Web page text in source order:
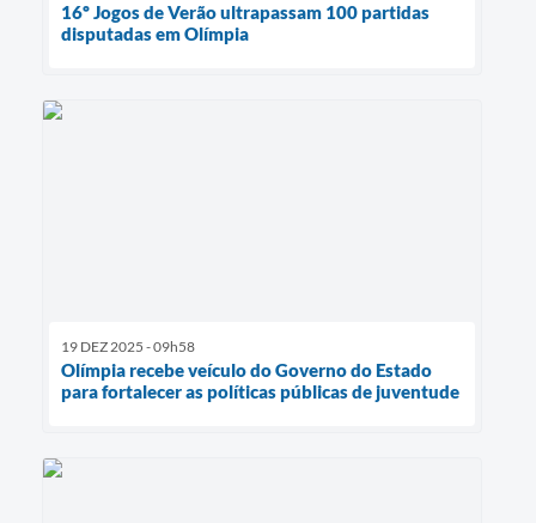
16º Jogos de Verão ultrapassam 100 partidas
disputadas em Olímpia
19 DEZ 2025 - 09h58
Olímpia recebe veículo do Governo do Estado
para fortalecer as políticas públicas de juventude